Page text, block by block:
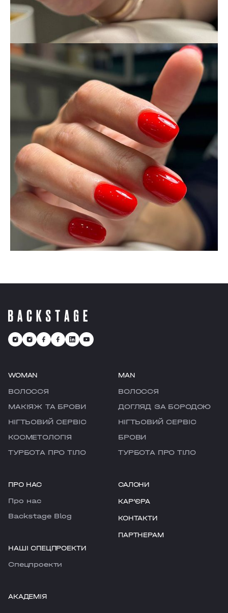
WOMAN
ВОЛОССЯ
МАКІЯЖ ТА БРОВИ
НІГТЬОВИЙ СЕРВІС
КОСМЕТОЛОГІЯ
ТУРБОТА ПРО ТІЛО
MAN
ВОЛОССЯ
ДОГЛЯД ЗА БОРОДОЮ
НІГТЬОВИЙ СЕРВІС
БРОВИ
ТУРБОТА ПРО ТІЛО
ПРО НАС
Про нас
Backstage Blog
НАШІ СПЕЦПРОЕКТИ
Cпецпроекти
САЛОНИ
КАРʼЄРА
КОНТАКТИ
ПАРТНЕРАМ
АКАДЕМІЯ